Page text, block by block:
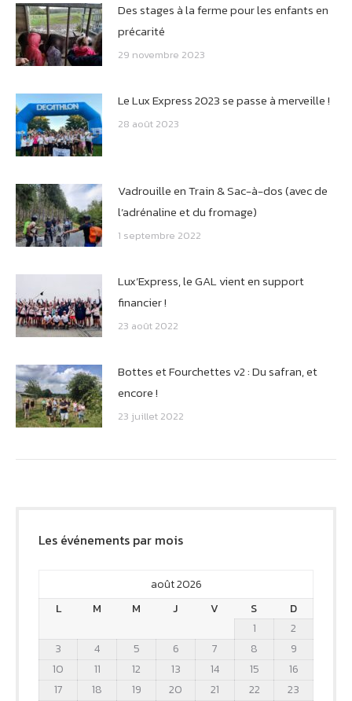
Des stages à la ferme pour les enfants en
précarité
29 novembre 2023
Le Lux Express 2023 se passe à merveille !
28 août 2023
Vadrouille en Train & Sac-à-dos (avec de
l’adrénaline et du fromage)
1 septembre 2022
Lux’Express, le GAL vient en support
financier !
23 août 2022
Bottes et Fourchettes v2 : Du safran, et
encore !
23 juillet 2022
Les événements par mois
août 2026
L
M M J V S
D
1
2
3
4 5 6 7 8
9
10
11 12 13 14 15
16
17
18 19 20 21 22
23